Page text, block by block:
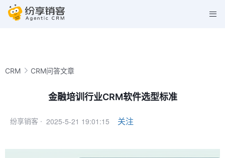
CRM CRM问答文章
金融培训行业CRM软件选型标准
纷享销客 · 2025-5-21 19:01:15 关注